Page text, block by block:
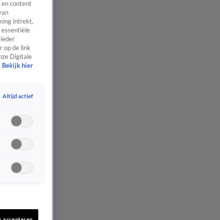
en content
intrekt,
op de link
Digitale
Bekijk hier
Altijd actief